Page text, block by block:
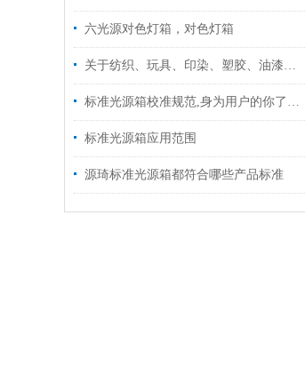
六光源对色灯箱，对色灯箱
关于纺织、玩具、印染、塑胶、油漆、油墨、印刷、颜料、化工、陶瓷、鞋业、皮革、五金、食品等多行业的颜色检测领域比对货品的颜色偏差请使用标准光源对色灯箱，比色箱，验色灯箱对色光源箱。
标准光源箱校准规范,身为用户的你了解吗
标准光源箱应用范围
源琦标准光源箱都符合哪些产品标准